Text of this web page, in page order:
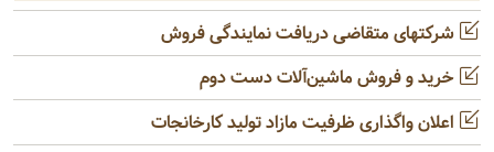
شرکتهای متقاضی دریافت نمایندگی فروش
خرید و فروش ماشین‌آلات دست دوم
اعلان واگذاری ظرفیت مازاد تولید کارخانجات